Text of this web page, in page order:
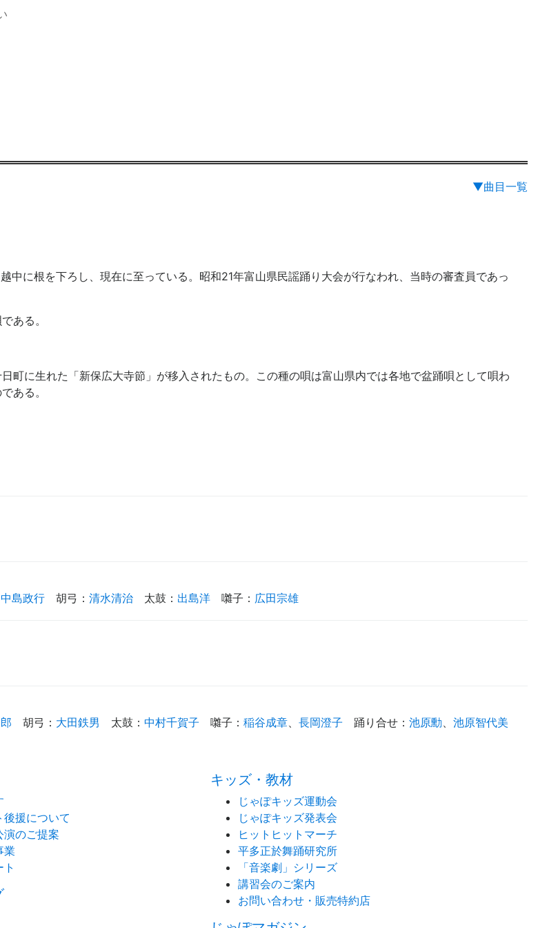
▼曲目一覧
に根を下ろし、現在に至っている。昭和21年富山県民謡踊り大会が行なわれ、当時の審査員であっ
ある。
町に生れた「新保広大寺節」が移入されたもの。この種の唄は富山県内では各地で盆踊唄として唄わ
ある。
中島政行 胡弓 ： 清水清治 太鼓 ： 出島洋 囃子 ： 広田宗雄
胡弓 ： 大田鉄男 太鼓 ： 中村千賀子 囃子 ： 稲谷成章、 長岡澄子 踊り合せ ： 池原勳、 池原智代美
後援について
演のご提案
業
キッズ・教材
じゃぽキッズ運動会
じゃぽキッズ発表会
ヒットヒットマーチ
平多正於舞踊研究所
「音楽劇」シリーズ
講習会のご案内
お問い合わせ・販売特約店